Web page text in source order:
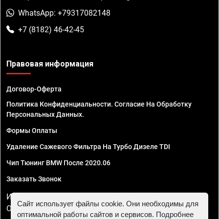
WhatsApp: +79317082148
+7 (8182) 46-42-45
Правовая информация
Договор-Оферта
Политика Конфиденциальности. Согласие На Обработку
Персональных Данных.
Формы Оплаты
Удаление Сажевого Фильтра На Турбо Дизеле TDI
Чип Тюнинг BMW После 2020.06
Заказать Звонок
ИП Смирнов Георгий Павлович. ИНН 781302555843,
ОГРНИП 324470400032610
Сайт использует файлы cookie. Они необходимы для
оптимальной работы сайтов и сервисов. Подробнее